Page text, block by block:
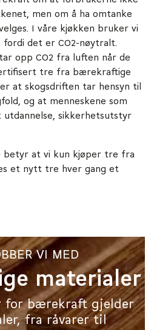
men om å ha omtanke
I våre kjøkken bruker vi
fordi det er CO2-nøytralt.
opp CO2 fra luften når de
tre fra bærekraftige
at skogsdriften tar hensyn til
og at menneskene som
sikkerhetsutstyr
betyr at vi kun kjøper tre fra
et nytt tre hver gang et
VI MED
materialer
for bærekraft gjelder
fra råvarer til